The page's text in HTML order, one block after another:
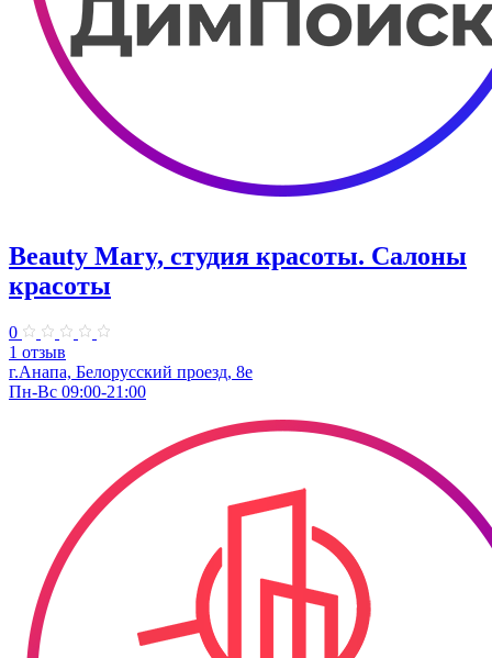
Beauty Mary, студия красоты. Салоны
красоты
0
1 отзыв
г.Анапа, Белорусский проезд, 8е
Пн-Вс 09:00-21:00